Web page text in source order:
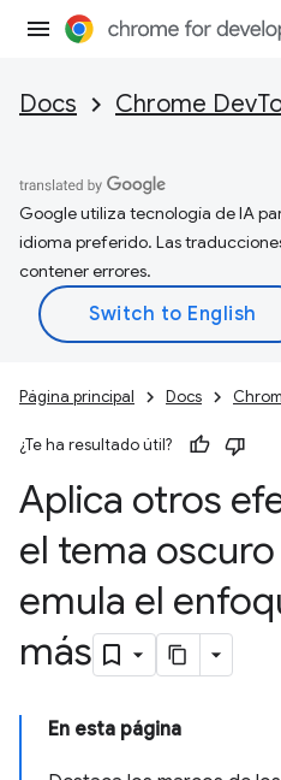
Docs Chrome
Google utiliza tecnología de IA
idioma preferido. Las
contener errores.
Página principal Docs
¿Te ha resultado útil?
Aplica otros
el tema
emula el
más
En esta página